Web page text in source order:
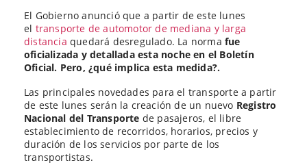
la
entrada
la
entrada
El Gobierno anunció que a partir de este lunes
el transporte de automotor de mediana y larga
distancia quedará desregulado. La normafue
oficializada y detallada esta noche en el Boletín
Oficial. Pero, ¿qué implica esta medida?.
Las principales novedades para el transporte a partir
de este lunes serán la creación de un nuevo Registro
Nacional del Transporte de pasajeros, el libre
establecimiento de recorridos, horarios, precios y
duración de los servicios por parte de los
transportistas.